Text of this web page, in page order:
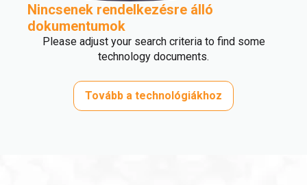
Nincsenek rendelkezésre álló
dokumentumok
Please adjust your search criteria to find some
technology documents.
Tovább a technológiákhoz